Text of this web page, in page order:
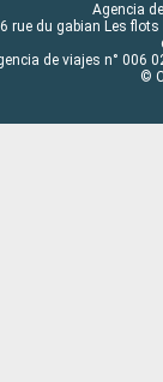
Agencia
rue du gabian Les
de viajes n° 006
©